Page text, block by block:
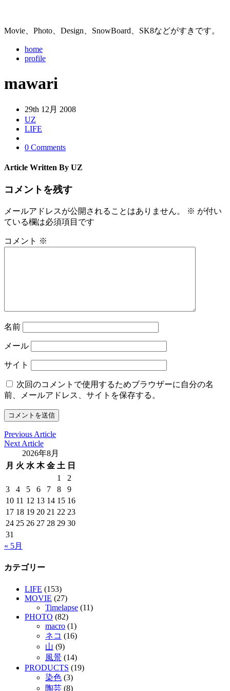
Movie、Photo、Design、SnowBoard、SK8などがすきです。
home
profile
mawari
29th 12月 2008
UZ
LIFE
0 Comments
Article Written By UZ
コメントを残す
メールアドレスが公開されることはありません。 ※ が付い
ている欄は必須項目です
コメント ※
名前
メール
サイト
次回のコメントで使用するためブラウザーに自分の名
前、メールアドレス、サイトを保存する。
Previous Article
Next Article
2026年8月
月 火 水 木 金 土 日
1
2
3
4 5 6 7 8
9
10 11 12 13 14 15 16
17 18 19 20 21 22 23
24 25 26 27 28 29 30
31
« 5月
カテゴリー
LIFE (153)
MOVIE (27)
Timelapse (11)
PHOTO (82)
macro (1)
ネコ (16)
山 (9)
風景 (14)
PRODUCTS (19)
染色 (3)
陶芸 (8)